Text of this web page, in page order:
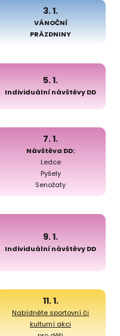
3. 1.
VÁNOČNÍ
PRÁZDNINY
5. 1.
Individuální návštěvy DD
7. 1.
Návštěva DD:
Ledce
Pyšely
Senožaty
9. 1.
Individuální návštěvy DD
11. 1.
Nabídněte sportovní či
kulturní akci